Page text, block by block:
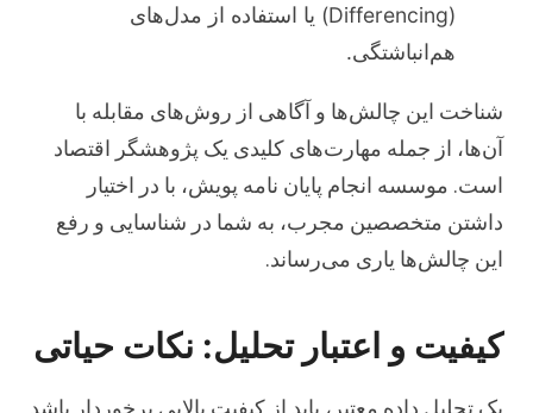
(Differencing) یا استفاده از مدل‌های
هم‌انباشتگی.
شناخت این چالش‌ها و آگاهی از روش‌های مقابله با
آن‌ها، از جمله مهارت‌های کلیدی یک پژوهشگر اقتصاد
است. موسسه انجام پایان نامه پویش، با در اختیار
داشتن متخصصین مجرب، به شما در شناسایی و رفع
این چالش‌ها یاری می‌رساند.
کیفیت و اعتبار تحلیل: نکات حیاتی
یک تحلیل داده معتبر، باید از کیفیت بالایی برخوردار باشد